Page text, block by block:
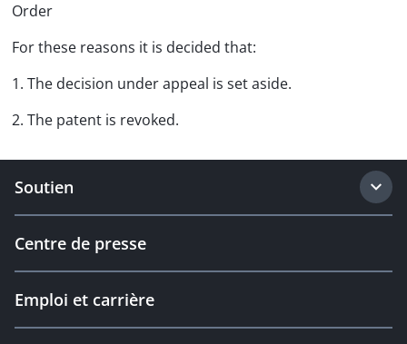
Order
For these reasons it is decided that:
1. The decision under appeal is set aside.
2. The patent is revoked.
Soutien
Centre de presse
Emploi et carrière